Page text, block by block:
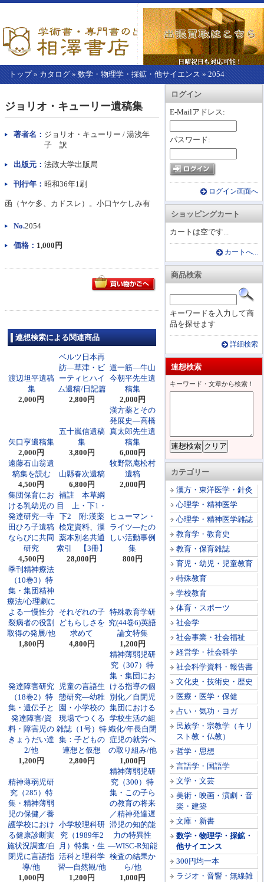
トップ» カタログ » 数学・物理学・採鉱・他サイエンス » 2054
カートを見る
ログイン
E-Mailアドレス:
パスワード:
ログイン画面へ
ショッピングカート
カートは空です...
カートへ...
商品検索
キーワードを入力して商
品を探せます
詳細検索
連想検索
キーワード・文章から検索！
カテゴリー
漢方・東洋医学・針灸
心理学・精神医学
心理学・精神医学雑誌
教育学・教育史
教育・保育雑誌
育児・幼児・児童教育
特殊教育
学校教育
体育・スポーツ
社会学
社会事業・社会福祉
経営学・社会科学
社会科学資料・報告書
文化史・技術史・歴史
医療・医学・保健
占い・気功・ヨガ
民族学・宗教学（キリ
スト教・仏教）
哲学・思想
言語学・国語学
文学・文芸
美術・映画・演劇・音
楽・建築
文庫・新書
数学・物理学・採鉱・
他サイエンス
300円均一本
ラジオ・音響・無線雑
こ
か
本
ジョリオ・キューリー遺稿集
著者名： ジョリオ・キューリー / 湯浅年
子 訳
出版元： 法政大学出版局
刊行年： 昭和36年1刷
函（ヤケ多、カドスレ）。小口ヤケしみ有
No.2054
価格： 1,000円
連想検索による関連商品
渡辺坦平遺稿
集
2,000円
ベルツ日本再
訪―草津・ビ
ーティヒハイ
ム遺稿/日記篇
2,800円
道一筋―牛山
今朝平先生遺
稿集
2,000円
矢口亨遺稿集
2,000円
五十嵐信遺稿
集
3,800円
漢方薬とその
発展史―高橋
真太郎先生遺
稿集
6,000円
遠藤石山翁遺
稿集を読む
4,500円
山縣春次遺稿
6,800円
牧野黙庵松村
遺稿
2,000円
集団保育にお
ける乳幼児の
発達研究―寺
田ひろ子遺稿
ならびに共同
研究
4,500円
補註 本草綱
目 上・下1・
下2 附:漢薬
検定資料、漢
薬本別名共通
索引 【3冊】
28,000円
ヒューマン・
ライツ―たの
しい活動事例
集
800円
季刊精神療法
（10巻3）特
集・集団精神
療法/心理劇に
よる一慢性分
裂病者の役割
取得の発展/他
1,800円
それぞれの子
どもらしさを
求めて
4,800円
特殊教育学研
究(44巻6)英語
論文特集
1,200円
発達障害研究
（18巻2）特
集・遺伝子と
発達障害/資
料・障害児の
きょうだい達
2/他
1,200円
児童の言語生
態研究―幼稚
園・小学校の
現場でつくる
雑誌（1号）特
集：子どもの
連想と仮想
2,800円
精神薄弱児研
究（307）特
集・集団にお
ける指導の個
別化／自閉児
集団における
学校生活の組
織化/年長自閉
症児の就労へ
の取り組み/他
1,000円
精神薄弱児研
究（285）特
集・精神薄弱
児の保健／養
護学校におけ
る健康診断実
施状況調査/自
閉児に言語指
導/他
1,000円
小学校理科研
究（1989年2
月）特集・生
活科と理科学
習―自然観/他
1,200円
精神薄弱児研
究（300）特
集・この子ら
の教育の将来
／精神発達遅
滞児の知的能
力の特異性
―WISC-R知能
検査の結果か
ら/他
1,000円